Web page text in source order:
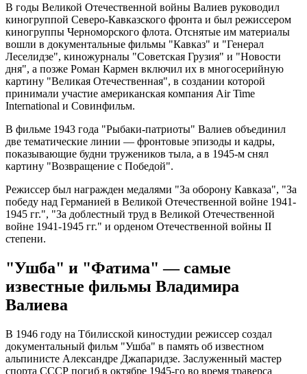
В годы Великой Отечественной войны Валиев руководил
киногруппой Северо-Кавказского фронта и был режиссером
киногруппы Черноморского флота. Отснятые им материалы
вошли в документальные фильмы "Кавказ" и "Генерал
Леселидзе", киножурналы "Советская Грузия" и "Новости
дня", а позже Роман Кармен включил их в многосерийную
картину "Великая Отечественная", в создании которой
принимали участие американская компания Air Time
International и Совинфильм.
В фильме 1943 года "Рыбаки-патриоты" Валиев объединил
две тематические линии — фронтовые эпизоды и кадры,
показывающие будни тружеников тыла, а в 1945-м снял
картину "Возвращение с Победой".
Режиссер был награжден медалями "За оборону Кавказа", "За
победу над Германией в Великой Отечественной войне 1941-
1945 гг.", "За доблестный труд в Великой Отечественной
войне 1941-1945 гг." и орденом Отечественной войны II
степени.
"Ушба" и "Фатима" — самые
известные фильмы Владимира
Валиева
В 1946 году на Тбилисской киностудии режиссер создал
документальный фильм "Ушба" в память об известном
альпинисте Александре Джапаридзе. Заслуженный мастер
спорта СССР погиб в октябре 1945-го во время траверса